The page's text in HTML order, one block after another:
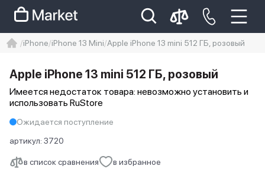
Iphone 14 pro max
айфон 14
iPhone iPhone 13 Mini Apple iPhone 13 mini 512 ГБ, розовый
в список сравнения в избранное
Apple iPhone 13 mini 512 ГБ, розовый
Имеется недостаток товара: невозможно установить и
использовать RuStore
Ожидается поступление
артикул: 3720